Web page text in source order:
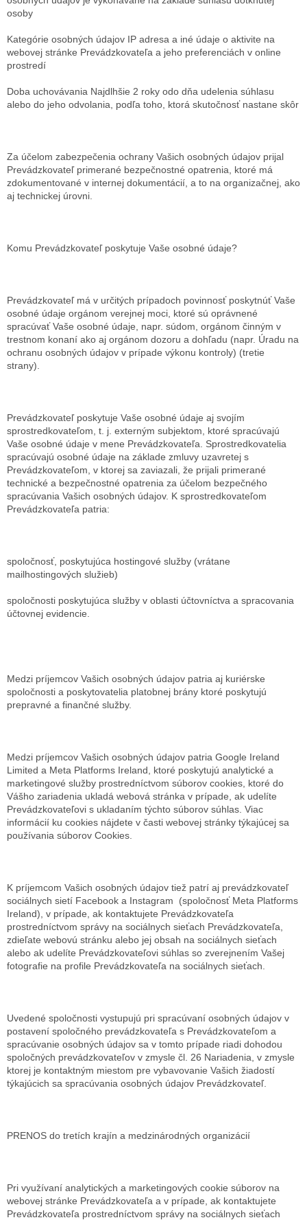
osoby
Kategórie osobných údajov IP adresa a iné údaje o aktivite na
webovej stránke Prevádzkovateľa a jeho preferenciách v online
prostredí
Doba uchovávania Najdlhšie 2 roky odo dňa udelenia súhlasu
alebo do jeho odvolania, podľa toho, ktorá skutočnosť nastane skôr
Za účelom zabezpečenia ochrany Vašich osobných údajov prijal
Prevádzkovateľ primerané bezpečnostné opatrenia, ktoré má
zdokumentované v internej dokumentácií, a to na organizačnej, ako
aj technickej úrovni.
Komu Prevádzkovateľ poskytuje Vaše osobné údaje?
Prevádzkovateľ má v určitých prípadoch povinnosť poskytnúť Vaše
osobné údaje orgánom verejnej moci, ktoré sú oprávnené
spracúvať Vaše osobné údaje, napr. súdom, orgánom činným v
trestnom konaní ako aj orgánom dozoru a dohľadu (napr. Úradu na
ochranu osobných údajov v prípade výkonu kontroly) (tretie
strany).
Prevádzkovateľ poskytuje Vaše osobné údaje aj svojím
sprostredkovateľom, t. j. externým subjektom, ktoré spracúvajú
Vaše osobné údaje v mene Prevádzkovateľa. Sprostredkovatelia
spracúvajú osobné údaje na základe zmluvy uzavretej s
Prevádzkovateľom, v ktorej sa zaviazali, že prijali primerané
technické a bezpečnostné opatrenia za účelom bezpečného
spracúvania Vašich osobných údajov. K sprostredkovateľom
Prevádzkovateľa patria:
spoločnosť, poskytujúca hostingové služby (vrátane
mailhostingových služieb)
spoločnosti poskytujúca služby v oblasti účtovníctva a spracovania
účtovnej evidencie.
Medzi príjemcov Vašich osobných údajov patria aj kuriérske
spoločnosti a poskytovatelia platobnej brány ktoré poskytujú
prepravné a finančné služby.
Medzi príjemcov Vašich osobných údajov patria Google Ireland
Limited a Meta Platforms Ireland, ktoré poskytujú analytické a
marketingové služby prostredníctvom súborov cookies, ktoré do
Vášho zariadenia ukladá webová stránka v prípade, ak udelíte
Prevádzkovateľovi s ukladaním týchto súborov súhlas. Viac
informácií ku cookies nájdete v časti webovej stránky týkajúcej sa
používania súborov Cookies.
K príjemcom Vašich osobných údajov tiež patrí aj prevádzkovateľ
sociálnych sietí Facebook a Instagram (spoločnosť Meta Platforms
Ireland), v prípade, ak kontaktujete Prevádzkovateľa
prostredníctvom správy na sociálnych sieťach Prevádzkovateľa,
zdieľate webovú stránku alebo jej obsah na sociálnych sieťach
alebo ak udelíte Prevádzkovateľovi súhlas so zverejnením Vašej
fotografie na profile Prevádzkovateľa na sociálnych sieťach.
Uvedené spoločnosti vystupujú pri spracúvaní osobných údajov v
postavení spoločného prevádzkovateľa s Prevádzkovateľom a
spracúvanie osobných údajov sa v tomto prípade riadi dohodou
spoločných prevádzkovateľov v zmysle čl. 26 Nariadenia, v zmysle
ktorej je kontaktným miestom pre vybavovanie Vašich žiadostí
týkajúcich sa spracúvania osobných údajov Prevádzkovateľ.
PRENOS do tretích krajín a medzinárodných organizácií
Pri využívaní analytických a marketingových cookie súborov na
webovej stránke Prevádzkovateľa a v prípade, ak kontaktujete
Prevádzkovateľa prostredníctvom správy na sociálnych sieťach